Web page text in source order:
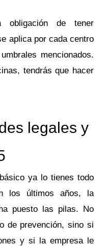
de tener
aplica por cada centro
mencionados.
tendrás que hacer
legales y
ya lo tienes todo
los últimos años, la
puesto las pilas. No
de prevención, sino si
y si la empresa le